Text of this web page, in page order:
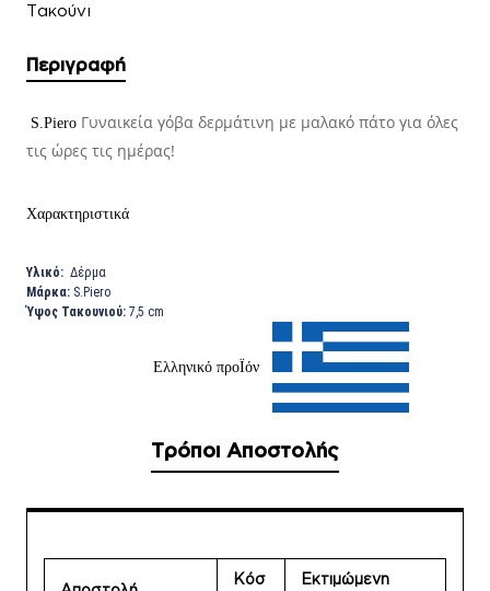
Τακούνι
Περιγραφή
S.Piero Γυναικεία γόβα δερμάτινη με μαλακό πάτο για όλες
τις ώρες τις ημέρας!
Χαρακτηριστικά
Υλικό: Δέρμα
Μάρκα: S.Piero
Ύψος Τακουνιού: 7,5 cm
Ελληνικό προΪόν
Τρόποι Αποστολής
Κόσ
Εκτιμώμενη